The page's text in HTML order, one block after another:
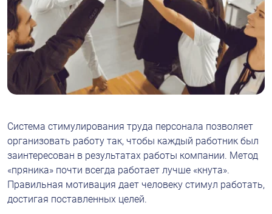
Система стимулирования труда персонала позволяет
организовать работу так, чтобы каждый работник был
заинтересован в результатах работы компании. Метод
«пряника» почти всегда работает лучше «кнута».
Правильная мотивация дает человеку стимул работать,
достигая поставленных целей.